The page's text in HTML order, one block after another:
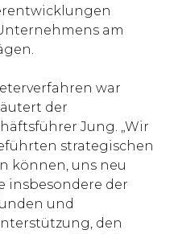
am
war
der
Jung. „Wir
strategischen
können, uns neu
insbesondere der
und
den